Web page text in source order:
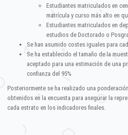
Estudiantes matriculados en
matrícula y curso más alto en
Estudiantes matriculados en
estudios de Doctorado o
Se han asumido costes iguales para
Se ha establecido el tamaño de la
aceptado para una estimación de una
confianza del 95%
Posteriormente se ha realizado una
obtenidos en la encuesta para asegurar la
cada estrato en los indicadores finales.